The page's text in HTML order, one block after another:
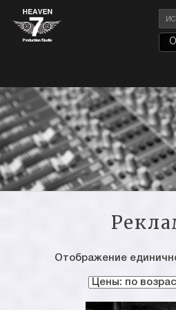
Отображение